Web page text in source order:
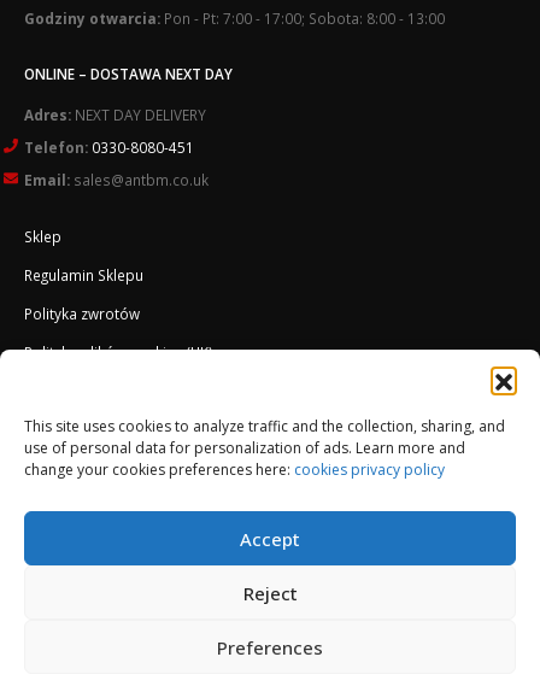
This site uses cookies to analyze traffic and the collection, sharing, and
use of personal data for personalization of ads. Learn more and
change your cookies preferences here: cookies privacy policy
Accept
Reject
Preferences
Godziny otwarcia: Pon - Pt: 7:00 - 17:00; Sobota: 8:00 - 13:00
ONLINE – DOSTAWA NEXT DAY
Adres: NEXT DAY DELIVERY
Telefon: 0330-8080-451
Email: sales@antbm.co.uk
Sklep
Regulamin Sklepu
Polityka zwrotów
Polityka plików cookies (UK)
Docieplenie EWI ETICS